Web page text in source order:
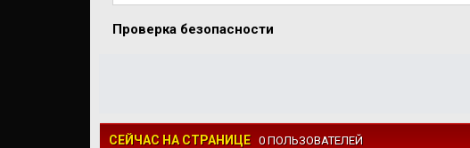
Проверка безопасности
СЕЙЧАС НА СТРАНИЦЕ 0 ПОЛЬЗОВАТЕЛЕЙ